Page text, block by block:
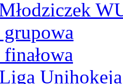
grupowa
finałowa
Unihokeja